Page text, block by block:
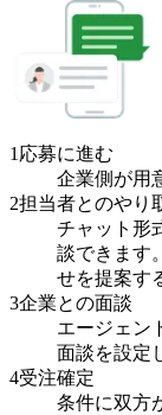
1 応募に進む
企業側が用
2担当者とのやり
チャット形
談できます
せを提案す
3企業との面談
エージェン
面談を設定
4受注確定
条件に双方